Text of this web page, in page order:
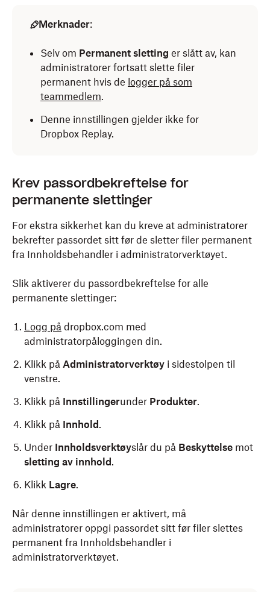
Merknader:
Selv om Permanent sletting er slått av, kan
administratorer fortsatt slette filer
permanent hvis de logger på som
teammedlem.
Denne innstillingen gjelder ikke for
Dropbox Replay.
Krev passordbekreftelse for
permanente slettinger
For ekstra sikkerhet kan du kreve at administratorer
bekrefter passordet sitt før de sletter filer permanent
fra Innholdsbehandler i administratorverktøyet.
Slik aktiverer du passordbekreftelse for alle
permanente slettinger:
Logg på dropbox.com med
administratorpåloggingen din.
Klikk på Administratorverktøy i sidestolpen til
venstre.
Klikk på Innstillingerunder Produkter.
Klikk på Innhold .
Under Innholdsverktøyslår du på Beskyttelse mot
sletting av innhold .
Klikk Lagre.
Når denne innstillingen er aktivert, må
administratorer oppgi passordet sitt før filer slettes
permanent fra Innholdsbehandler i
administratorverktøyet.